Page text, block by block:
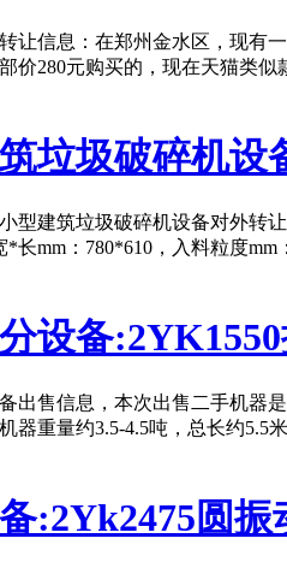
让信息：在郑州金水区，现有
价280元购买的，现在天猫类
垃圾破碎机设
型建筑垃圾破碎机设备对外转
*长mm：780*610，入料粒度
设备
出售信息，本次出售二手机器
器重量约3.5-4.5吨，总长约5.5
:2Yk2475圆振